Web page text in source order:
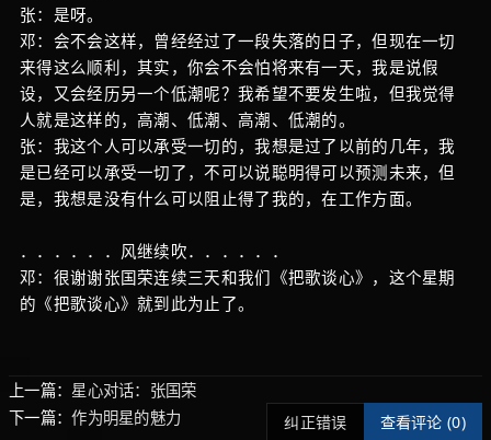
张：是呀。
邓：会不会这样，曾经经过了一段失落的日子，但现在一切
来得这么顺利，其实，你会不会怕将来有一天，我是说假
设，又会经历另一个低潮呢？我希望不要发生啦，但我觉得
人就是这样的，高潮、低潮、高潮、低潮的。
张：我这个人可以承受一切的，我想是过了以前的几年，我
是已经可以承受一切了，不可以说聪明得可以预测未来，但
是，我想是没有什么可以阻止得了我的，在工作方面。
．．．．．．风继续吹．．．．．．
邓：很谢谢张国荣连续三天和我们《把歌谈心》，这个星期
的《把歌谈心》就到此为止了。
上一篇： 星心对话：张国荣
下一篇：作为明星的魅力 纠正错误 查看评论 (0)